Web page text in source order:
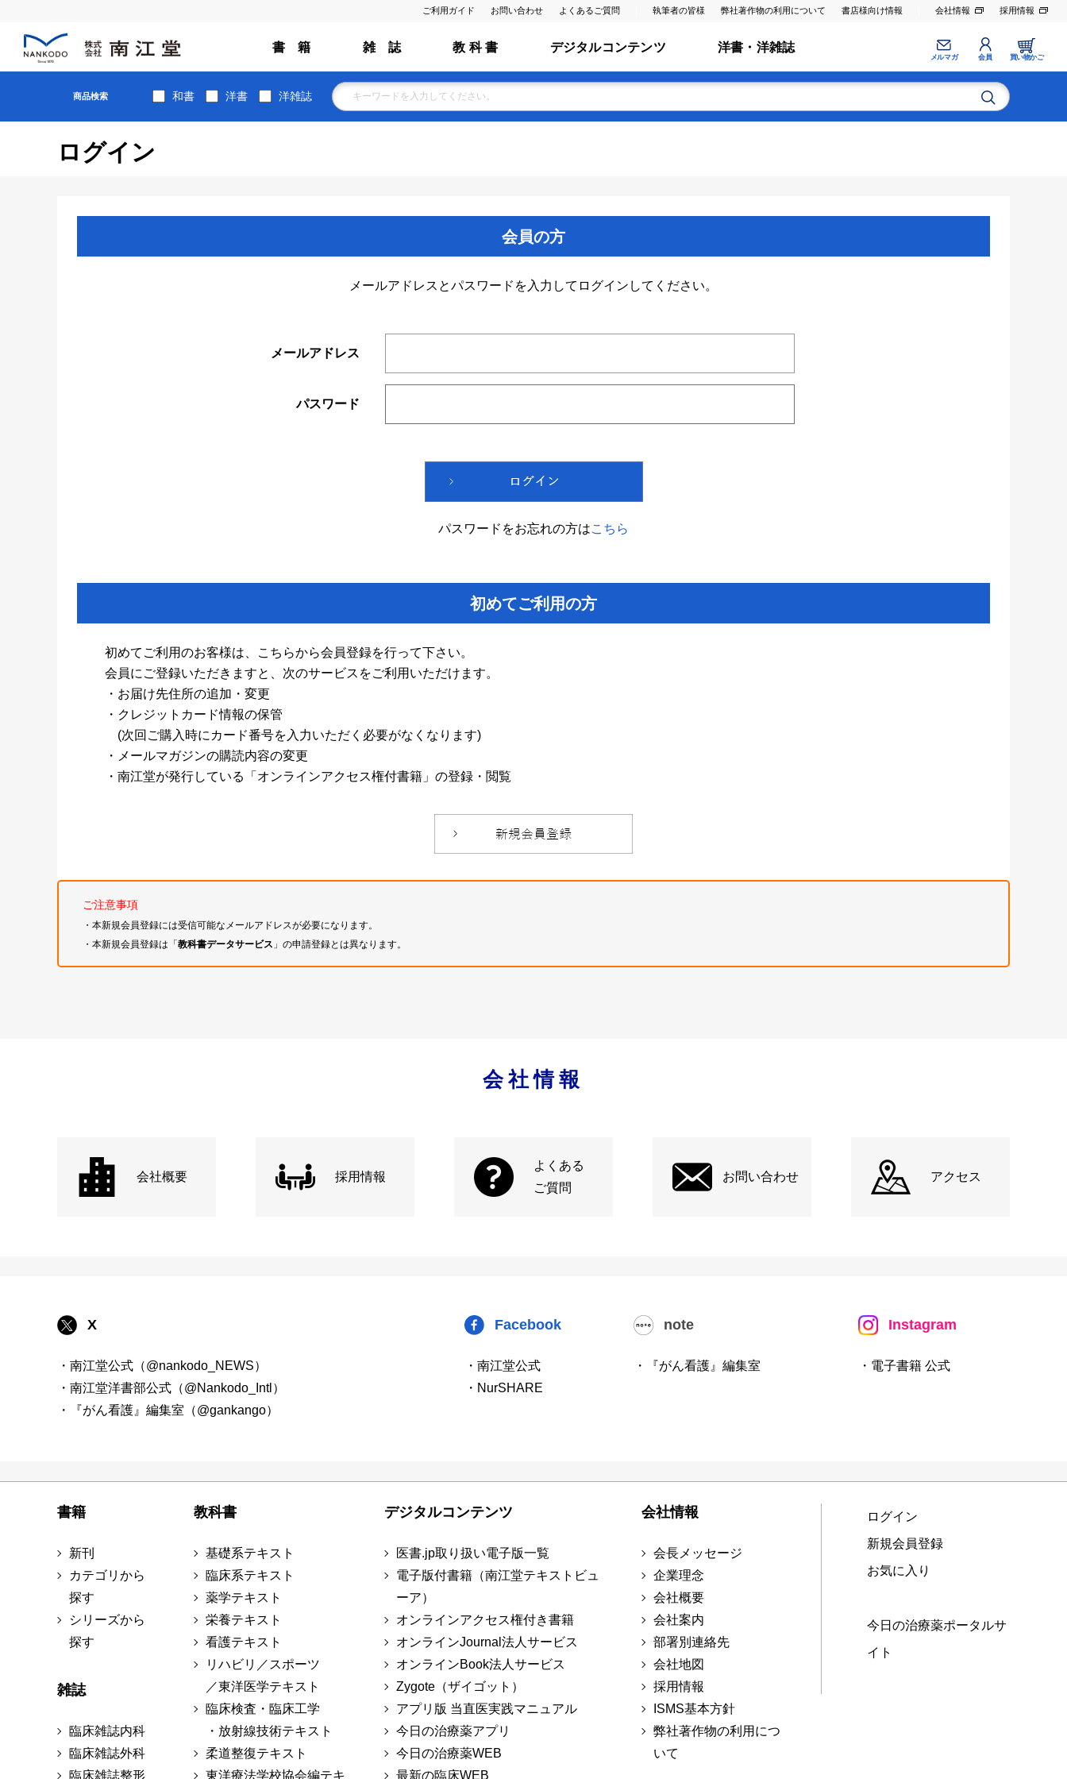
ご利用ガイド お問い合わせ よくあるご質問 執筆者の皆様 弊社著作物の利用について 書店様向け情報 会社情報 採用情報
書 籍 雑 誌 教 科 書 デジタルコンテンツ 洋書・洋雑誌
メルマガ 会員 買い物かご
商品検索 和書 洋書 洋雑誌
ログイン
会員の方
メールアドレスとパスワードを入力してログインしてください。
メールアドレス
パスワード
パスワードをお忘れの方はこちら
初めてご利用の方
初めてご利用のお客様は、こちらから会員登録を行って下さい。
会員にご登録いただきますと、次のサービスをご利用いただけます。
・お届け先住所の追加・変更
・クレジットカード情報の保管
(次回ご購入時にカード番号を入力いただく必要がなくなります)
・メールマガジンの購読内容の変更
・南江堂が発行している「オンラインアクセス権付書籍」の登録・閲覧
ご注意事項
・本新規会員登録には受信可能なメールアドレスが必要になります。
・本新規会員登録は「教科書データサービス 」の申請登録とは異なります。
会社情報
会社概要 採用情報
よくある
ご質問
お問い合わせ アクセス
X
・南江堂公式（@nankodo_NEWS）
・南江堂洋書部公式（@Nankodo_Intl）
・『がん看護』編集室（@gankango）
Facebook
・南江堂公式
・NurSHARE
note
・『がん看護』編集室
Instagram
・電子書籍 公式
書籍
新刊
カテゴリから
探す
シリーズから
探す
雑誌
臨床雑誌内科
臨床雑誌外科
臨床雑誌整形
教科書
基礎系テキスト
臨床系テキスト
薬学テキスト
栄養テキスト
看護テキスト
リハビリ／スポーツ
／東洋医学テキスト
臨床検査・臨床工学
・放射線技術テキスト
柔道整復テキスト
東洋療法学校協会編テキ
デジタルコンテンツ
医書.jp取り扱い電子版一覧
電子版付書籍（南江堂テキストビュ
ーア）
オンラインアクセス権付き書籍
オンラインJournal法人サービス
オンラインBook法人サービス
Zygote（ザイゴット）
アプリ版 当直医実践マニュアル
今日の治療薬アプリ
今日の治療薬WEB
最新の臨床WEB
会社情報
会長メッセージ
企業理念
会社概要
会社案内
部署別連絡先
会社地図
採用情報
ISMS基本方針
弊社著作物の利用につ
いて
ログイン
新規会員登録
お気に入り
今日の治療薬ポータルサ
イト